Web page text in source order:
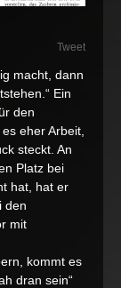
Tweet
macht, dann
Ein
den
eher Arbeit,
steckt. An
Platz bei
hat, hat er
den
mit
kommt es
dran sein“